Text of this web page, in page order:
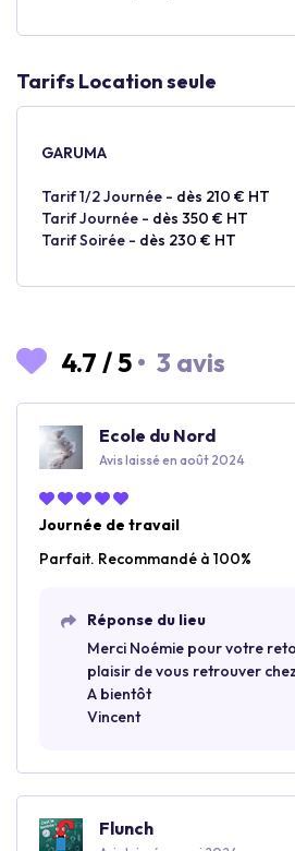
Tarifs Location seule
GARUMA
Tarif 1/2 Journée - dès 210 € HT
Tarif Journée - dès 350 € HT
Tarif Soirée - dès 230 € HT
4.7 /5 • 3 avis
Ecole du Nord
Avis laissé en août 2024
Journée de travail
Parfait. Recommandé à 100%
Réponse du lieu
Merci Noémie pour votre
plaisir de vous retrouver
A bientôt
Vincent
Flunch